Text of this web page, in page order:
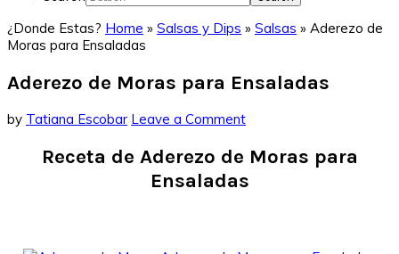
¿Donde Estas? Home » Salsas y Dips » Salsas » Aderezo de
Moras para Ensaladas
Aderezo de Moras para Ensaladas
by Tatiana Escobar Leave a Comment
Receta de Aderezo de Moras para
Ensaladas